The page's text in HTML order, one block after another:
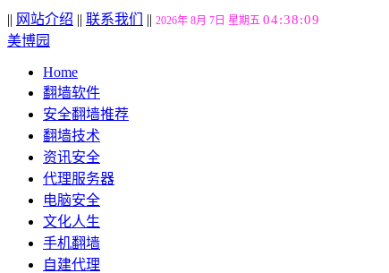
|| 网站介绍 || 联系我们 || 2026年 8月 7日 星期五 04:38:10
美博园
Home
翻墙软件
安全翻墙推荐
翻墙技术
资讯安全
代理服务器
电脑安全
文化人生
手机翻墙
自建代理